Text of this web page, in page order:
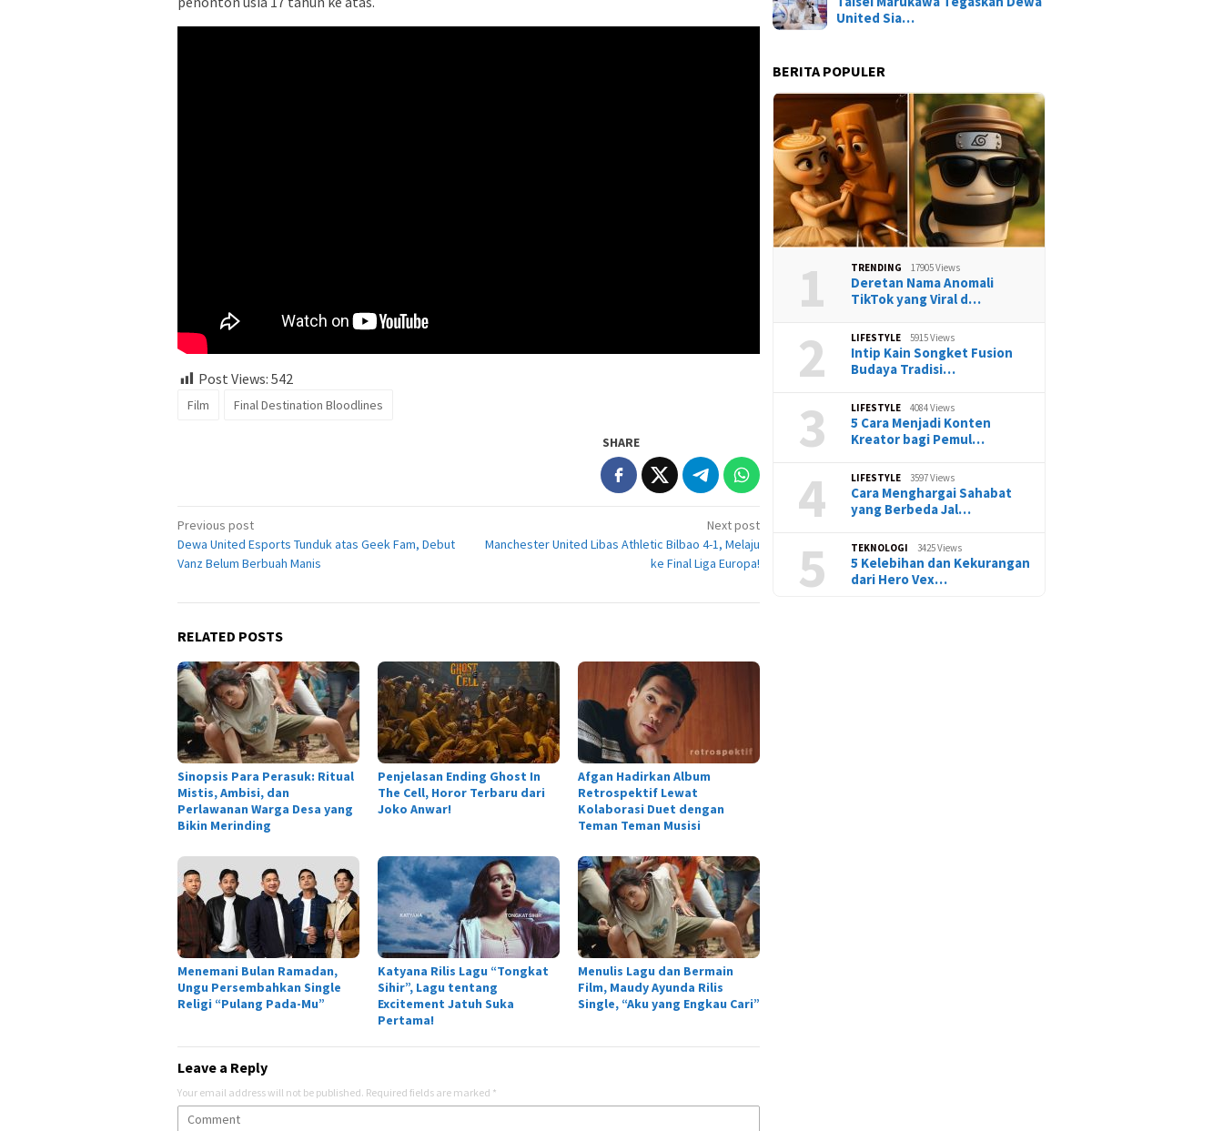
Post Views: 542
Film Final Destination Bloodlines
SHARE
Post
navigation
Previous post
Dewa United Esports Tunduk atas Geek Fam, Debut
Vanz Belum Berbuah Manis
Next post
Manchester United Libas Athletic Bilbao 4-1, Melaju
ke Final Liga Europa!
RELATED POSTS
Sinopsis Para Perasuk: Ritual
Mistis, Ambisi, dan
Perlawanan Warga Desa yang
Bikin Merinding
Penjelasan Ending Ghost In
The Cell, Horor Terbaru dari
Joko Anwar!
Afgan Hadirkan Album
Retrospektif Lewat
Kolaborasi Duet dengan
Teman Teman Musisi
Menemani Bulan Ramadan,
Ungu Persembahkan Single
Religi “Pulang Pada-Mu”
Katyana Rilis Lagu “Tongkat
Sihir”, Lagu tentang
Excitement Jatuh Suka
Pertama!
Menulis Lagu dan Bermain
Film, Maudy Ayunda Rilis
Single, “Aku yang Engkau Cari”
Leave a Reply
Your email address will not be published. Required fields are marked *
United Sia…
BERITA POPULER
1 TRENDING 17905 Views
Deretan Nama Anomali
TikTok yang Viral d…
2 LIFESTYLE 5915 Views
Intip Kain Songket Fusion
Budaya Tradisi…
3 LIFESTYLE 4084 Views
5 Cara Menjadi Konten
Kreator bagi Pemul…
4 LIFESTYLE 3597 Views
Cara Menghargai Sahabat
yang Berbeda Jal…
5 TEKNOLOGI 3425 Views
5 Kelebihan dan Kekurangan
dari Hero Vex…